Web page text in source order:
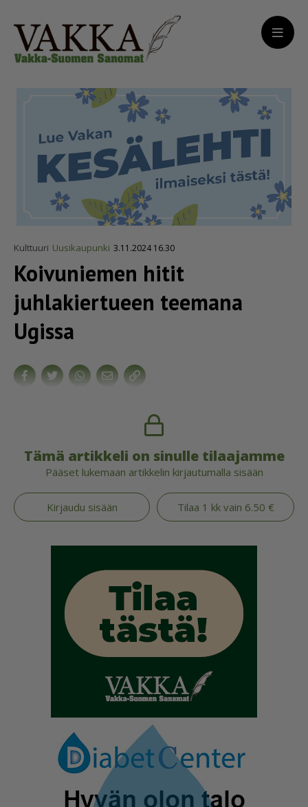
Kulttuuri Uusikaupunki 3.11.2024 16.30
Koivuniemen hitit
juhlakiertueen teemana
Ugissa
Tämä artikkeli on sinulle tilaajamme
Pääset lukemaan artikkelin kirjautumalla sisään
Kirjaudu sisään Tilaa 1 kk vain 6.50 €